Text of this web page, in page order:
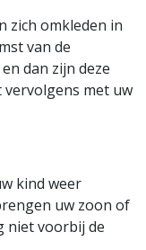
zich omkleden in
van de
dan zijn deze
vervolgens met uw
kind weer
uw zoon of
niet voorbij de